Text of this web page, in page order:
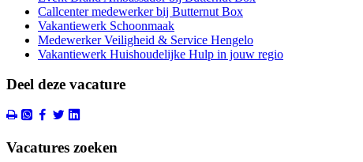
Callcenter medewerker bij Butternut Box
Vakantiewerk Schoonmaak
Medewerker Veiligheid & Service Hengelo
Vakantiewerk Huishoudelijke Hulp in jouw regio
Deel deze vacature
Vacatures zoeken